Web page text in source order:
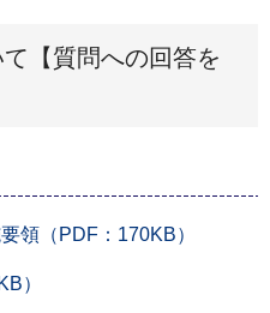
【質問への回答を
領（PDF：170KB）
）